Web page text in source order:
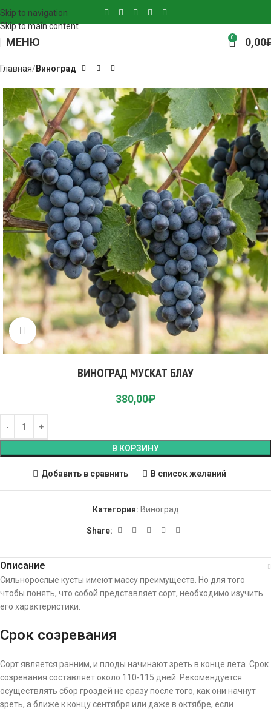
Skip to navigation
Skip to main content
МЕНЮ 0 0,00
Главная Виноград
Click to enlarge
ВИНОГРАД МУСКАТ БЛАУ
380,00₽
В КОРЗИНУ
Добавить в сравнить В список желаний
Категория: Виноград
Share:
Описание
Сильнорослые кусты имеют массу преимуществ. Но для того
чтобы понять, что собой представляет сорт, необходимо изучить
его характеристики.
Срок созревания
Сорт является ранним, и плоды начинают зреть в конце лета. Срок
созревания составляет около 110-115 дней. Рекомендуется
осуществлять сбор гроздей не сразу после того, как они начнут
зреть, а ближе к концу сентября или даже в октябре, если